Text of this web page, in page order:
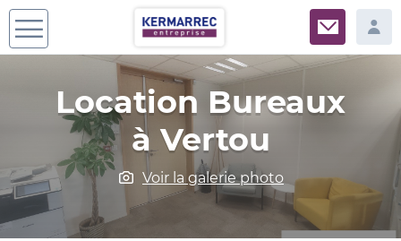
Location Bureaux
à Vertou
Voir la galerie photo